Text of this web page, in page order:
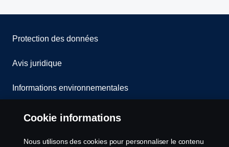
Protection des données
Avis juridique
Informations environnementales
Whistleblowing
Contact
Cookie informations
Nous utilisons des cookies pour personnaliser le contenu